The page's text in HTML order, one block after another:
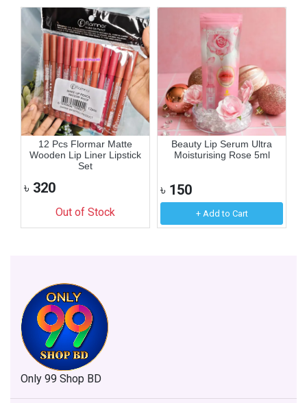
12 Pcs Flormar Matte
Wooden Lip Liner Lipstick
Set
৳ 320
Out of Stock
Beauty Lip Serum Ultra
Moisturising Rose 5ml
৳ 150
+ Add to Cart
Only 99 Shop BD